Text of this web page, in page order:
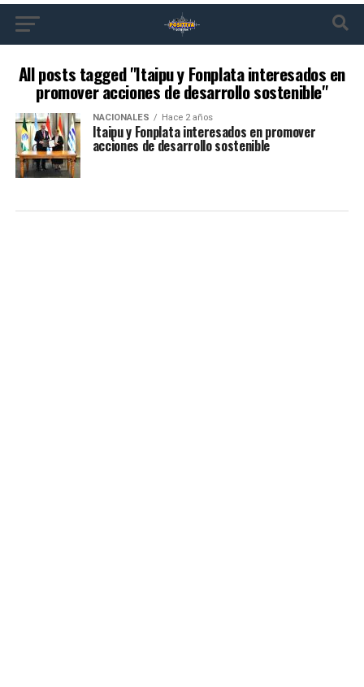
All posts tagged "Itaipu y Fonplata interesados en
promover acciones de desarrollo sostenible"
NACIONALES Hace 2 años
Itaipu y Fonplata interesados en promover
acciones de desarrollo sostenible